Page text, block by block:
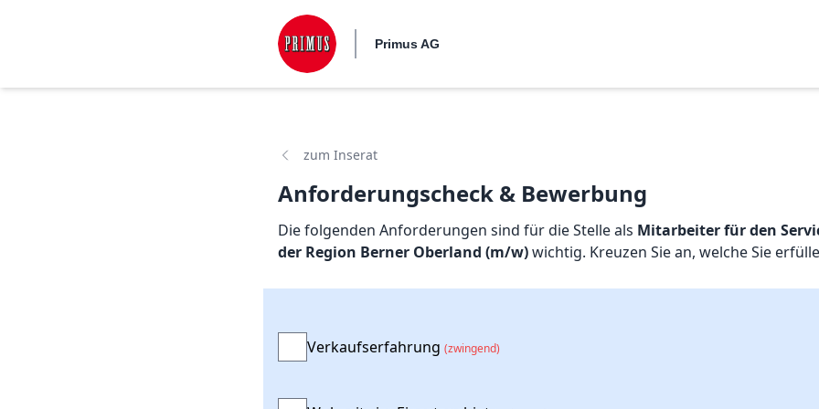
Primus AG
zum Inserat
Anforderungscheck & Bewerbung
Die folgenden Anforderungen sind für die Stelle als Mitarbeiter für den
der Region Berner Oberland (m/w)wichtig. Kreuzen Sie an, welche Sie
Verkaufserfahrung (zwingend)